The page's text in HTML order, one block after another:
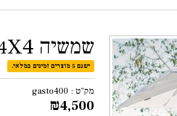
שמשיה 4X4 מקצועית
ישנם 5 מוצרים זמינים במלאי.
מק"ט : gasto400
₪4,500